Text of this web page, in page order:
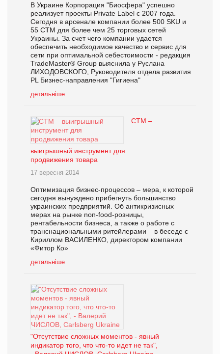
В Украине Корпорация "Биосфера" успешно
реализует проекты Private Label с 2007 года.
Сегодня в арсенале компании более 500 SKU и
55 СТМ для более чем 25 торговых сетей
Украины. За счет чего компании удается
обеспечить необходимое качество и сервис для
сети при оптимальной себестоимости - редакция
TradeMaster® Group выяснила у Руслана
ЛИХОДОВСКОГО, Руководителя отдела развития
PL Бизнес-направления "Гигиена"
детальніше
СТМ –
выигрышный инструмент для
продвижения товара
17 вересня 2014
Оптимизация бизнес-процессов – мера, к которой
сегодня вынуждено прибегнуть большинство
украинских предприятий. Об антикризисных
мерах на рынке non-food-розницы,
рентабельности бизнеса, а также о работе с
транснациональными ритейлерами – в беседе с
Кириллом ВАСИЛЕНКО, директором компании
«Фитор Ко»
детальніше
"Отсутствие сложных моментов - явный
индикатор того, что что-то идет не так",